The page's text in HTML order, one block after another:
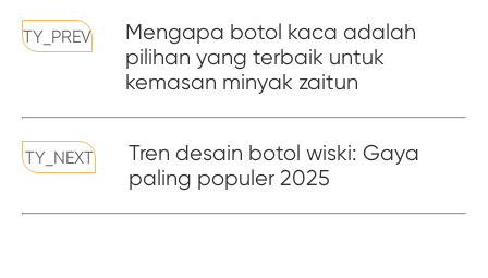
TY_PREV
Mengapa botol kaca adalah
pilihan yang terbaik untuk
kemasan minyak zaitun
TY_NEXT
Tren desain botol wiski: Gaya
paling populer 2025